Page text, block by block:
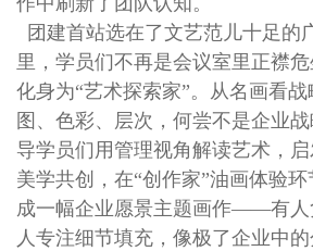
团建首站选在了文艺范儿十足的
里，学员们不再是会议室里正襟
化身为“艺术探索家”。从名画看
图、色彩、层次，何尝不是企业战
导学员们用管理视角解读艺术，
美学共创，在“创作家”油画体验
成一幅企业愿景主题画作——有人
人专注细节填充，像极了企业中的